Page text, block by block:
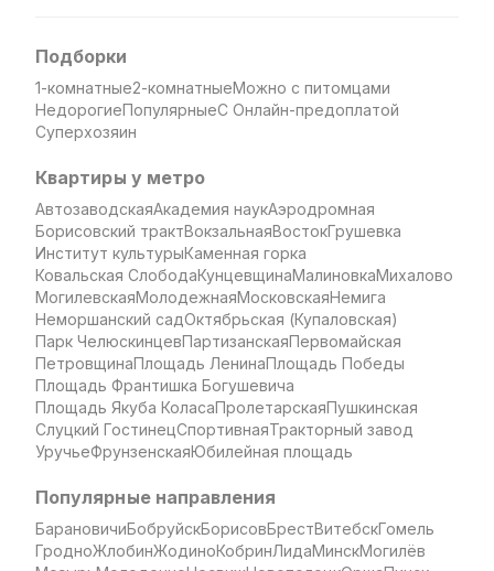
Подборки
1-комнатные2-комнатныеМожно с питомцами
НедорогиеПопулярныеС Онлайн-предоплатой
Суперхозяин
Квартиры у метро
АвтозаводскаяАкадемия наукАэродромная
Борисовский трактВокзальнаяВостокГрушевка
Институт культурыКаменная горка
Ковальская СлободаКунцевщинаМалиновкаМихалово
МогилевскаяМолодежнаяМосковскаяНемига
Неморшанский садОктябрьская (Купаловская)
Парк ЧелюскинцевПартизанскаяПервомайская
ПетровщинаПлощадь ЛенинаПлощадь Победы
Площадь Франтишка Богушевича
Площадь Якуба КоласаПролетарскаяПушкинская
Слуцкий ГостинецСпортивнаяТракторный завод
УручьеФрунзенскаяЮбилейная площадь
Популярные направления
БарановичиБобруйскБорисовБрестВитебскГомель
ГродноЖлобинЖодиноКобринЛидаМинскМогилёв